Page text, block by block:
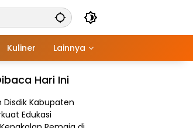
Kuliner Lainnya
Hari Ini
Disdik Kabupaten
Edukasi